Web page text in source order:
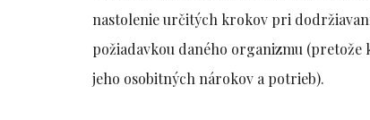
nastolenie určitých krokov pri
požiadavkou daného organizmu
jeho osobitných nárokov a potrieb).